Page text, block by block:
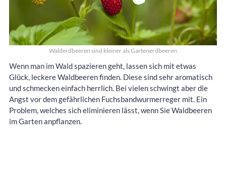
Walderdbeeren sind kleiner als Gartenerdbeeren
Wenn man im Wald spazieren geht, lassen sich mit etwas
Glück, leckere Waldbeeren finden. Diese sind sehr aromatisch
und schmecken einfach herrlich. Bei vielen schwingt aber die
Angst vor dem gefährlichen Fuchsbandwurmerreger mit. Ein
Problem, welches sich eliminieren lässt, wenn Sie Waldbeeren
im Garten anpflanzen.